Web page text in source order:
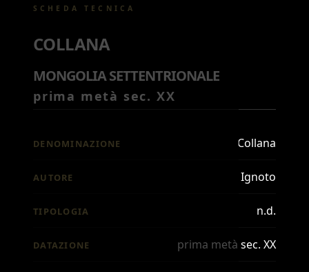
SCHEDA TECNICA
COLLANA
MONGOLIA SETTENTRIONALE
prima metà sec. XX
DENOMINAZIONE Collana
AUTORE Ignoto
TIPOLOGIA n.d.
DATAZIONE prima metà sec. XX